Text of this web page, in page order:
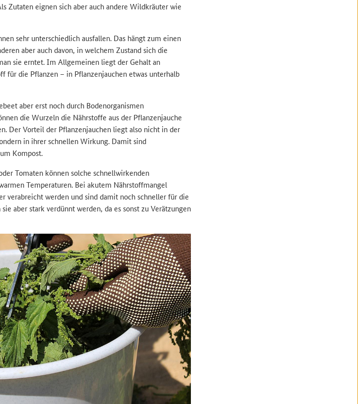
Zutaten eignen sich aber auch andere Wildkräuter wie
sehr unterschiedlich ausfallen. Das hängt zum einen
aber auch davon, in welchem Zustand sich die
sie erntet. Im Allgemeinen liegt der Gehalt an
für die Pflanzen – in Pflanzenjauchen etwas unterhalb
aber erst noch durch Bodenorganismen
die Wurzeln die Nährstoffe aus der Pflanzenjauche
Der Vorteil der Pflanzenjauchen liegt also nicht in der
in ihrer schnellen Wirkung. Damit sind
Kompost.
Tomaten können solche schnellwirkenden
Temperaturen. Bei akutem Nährstoffmangel
verabreicht werden und sind damit noch schneller für die
aber stark verdünnt werden, da es sonst zu Verätzungen